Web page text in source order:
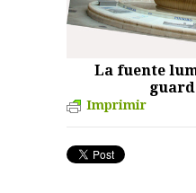
La fuente
Imprimir